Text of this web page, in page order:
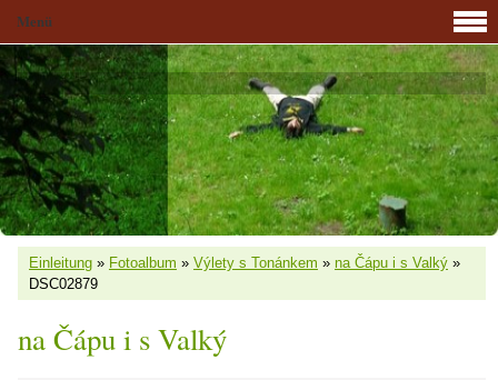
Einleitung » Fotoalbum » Výlety s Tonánkem » na Čápu i s Valký »
DSC02879
na Čápu i s Valký
Menü